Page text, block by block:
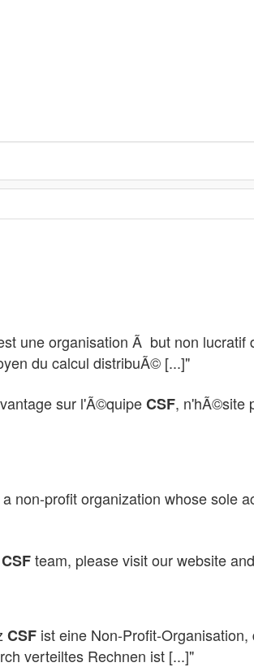
une organisation Ã but non lucratif
du calcul distribuÃ© [...]"
sur l'Ã©quipeCSF, n'hÃ©site
a non-profit organization whose sole
CSFteam, please visit our website
CSF ist eine Non-Profit-
verteiltes Rechnen ist [...]"